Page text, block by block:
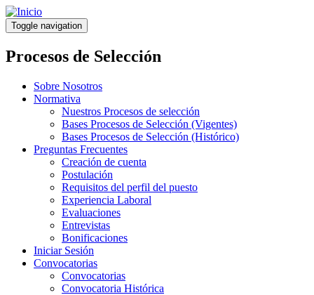
Pasar
al
contenido
principal
Toggle navigation
Procesos de Selección
Sobre Nosotros
Normativa
Nuestros Procesos de selección
Bases Procesos de Selección (Vigentes)
Bases Procesos de Selección (Histórico)
Preguntas Frecuentes
Creación de cuenta
Postulación
Requisitos del perfil del puesto
Experiencia Laboral
Evaluaciones
Entrevistas
Bonificaciones
Iniciar Sesión
Convocatorias
Convocatorias
Convocatoria Histórica